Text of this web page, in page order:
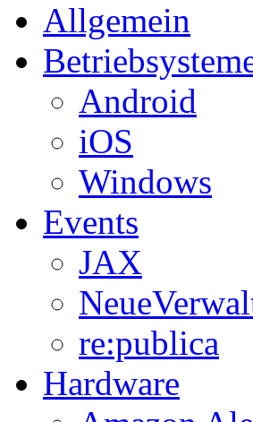
Allgemein
Android
iOS
Windows
Events
JAX
re:publica
Hardware